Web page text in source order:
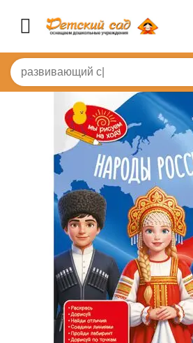
Главная / ДИДАКТИЧЕСКИЕ ИГРЫ